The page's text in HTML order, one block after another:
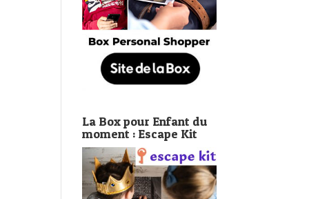
La Box pour Enfant du
moment : Escape Kit